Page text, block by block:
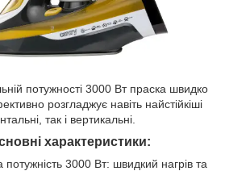
потужності 3000 Вт праска швидко
розгладжує навіть найстійкіші
так і вертикальні.
характеристики:
3000 Вт: швидкий нагрів та